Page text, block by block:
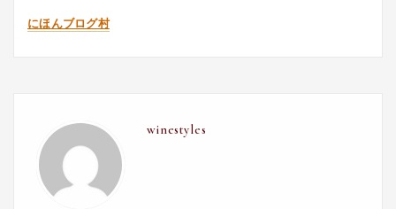
にほんブログ村
winestyles